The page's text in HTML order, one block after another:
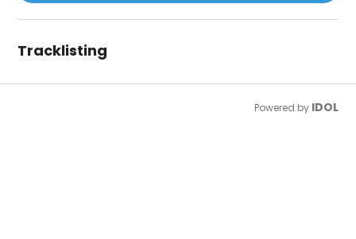
Tracklisting
Powered by IDOL